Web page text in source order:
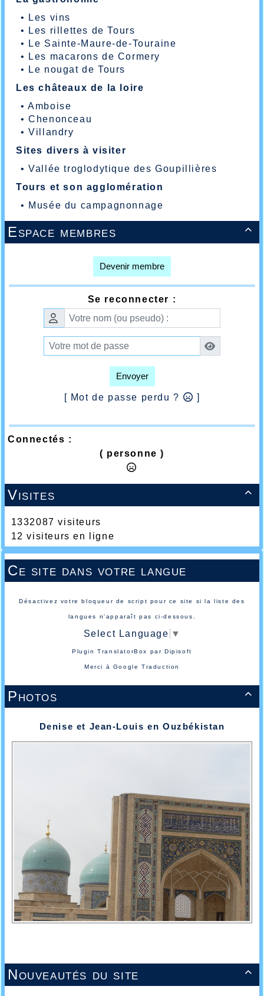
•
Les vins
•
Les rillettes de Tours
•
Le Sainte-Maure-de-Touraine
•
Les macarons de Cormery
•
Le nougat de Tours
Les châteaux de la loire
•Amboise
•Chenonceau
•Villandry
Sites divers à visiter
•Vallée troglodytique des Goupillières
Tours et son agglomération
• Musée du campagnonnage

Espace membres
Devenir membre
Se reconnecter :
Envoyer
[ Mot de passe perdu ? ]
Connectés :
( personne )

Visites
1332087 visiteurs
12 visiteurs en ligne
Ce site dans votre langue
Désactivez votre bloqueur de script pour ce site si la liste des
langues n'apparaît pas ci-dessous.
Select Language ▼
Plugin TranslatorBox parDipisoft
Merci à Google Traduction

Photos
Denise et Jean-Louis en Ouzbékistan

Nouveautés du site